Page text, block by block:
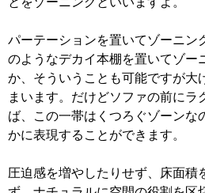
パーテーションを置いてゾーニン
のようなデカイ本棚を置いてゾー
か、そういうことも可能ですが大
まいます。だけどソファの前にラ
ば、この一帯はくつろぐゾーンな
かに表現することができます。
圧迫感を増やしたりせず、床面積